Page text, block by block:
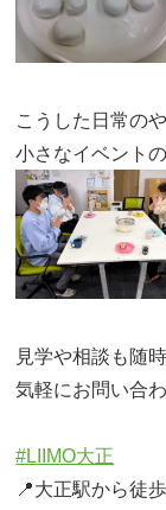
こうした日常の
小さなイベント
見学や相談も随
気軽にお問い合
#LIIMO大正
📍大正駅から徒